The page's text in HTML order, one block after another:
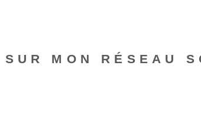
MON RÉSEAU